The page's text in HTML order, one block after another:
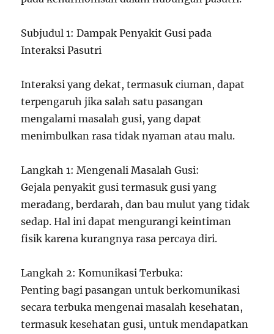
Subjudul 1: Dampak Penyakit Gusi pada
Interaksi Pasutri
Interaksi yang dekat, termasuk ciuman, dapat
terpengaruh jika salah satu pasangan
mengalami masalah gusi, yang dapat
menimbulkan rasa tidak nyaman atau malu.
Langkah 1: Mengenali Masalah Gusi:
Gejala penyakit gusi termasuk gusi yang
meradang, berdarah, dan bau mulut yang tidak
sedap. Hal ini dapat mengurangi keintiman
fisik karena kurangnya rasa percaya diri.
Langkah 2: Komunikasi Terbuka:
Penting bagi pasangan untuk berkomunikasi
secara terbuka mengenai masalah kesehatan,
termasuk kesehatan gusi, untuk mendapatkan